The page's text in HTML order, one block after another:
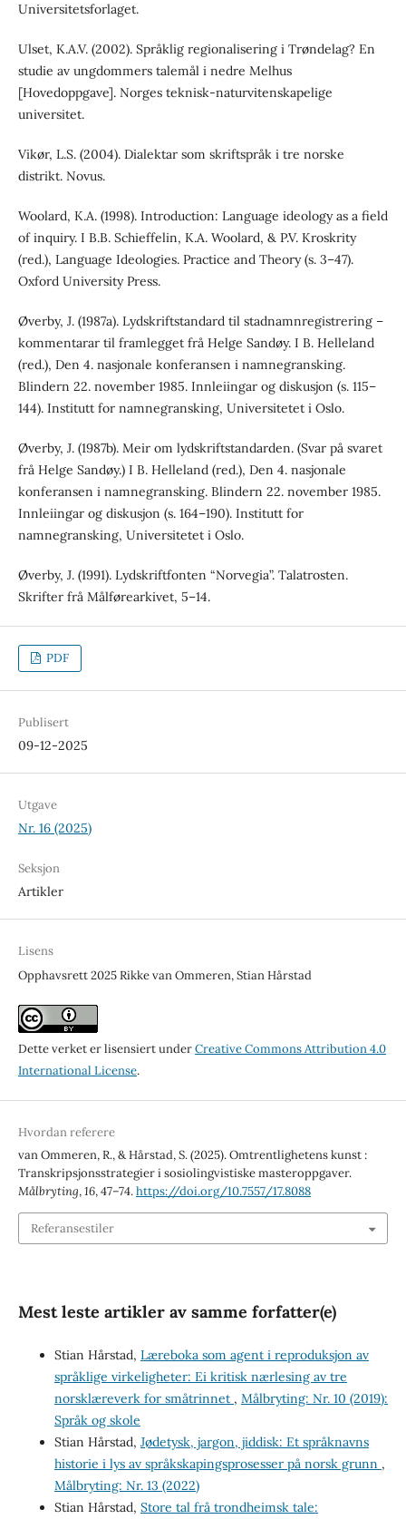
Universitetsforlaget.
Ulset, K.A.V. (2002). Språklig regionalisering i Trøndelag? En
studie av ungdommers talemål i nedre Melhus
[Hovedoppgave]. Norges teknisk-naturvitenskapelige
universitet.
Vikør, L.S. (2004). Dialektar som skriftspråk i tre norske
distrikt. Novus.
Woolard, K.A. (1998). Introduction: Language ideology as a field
of inquiry. I B.B. Schieffelin, K.A. Woolard, & P.V. Kroskrity
(red.), Language Ideologies. Practice and Theory (s. 3–47).
Oxford University Press.
Øverby, J. (1987a). Lydskriftstandard til stadnamnregistrering –
kommentarar til framlegget frå Helge Sandøy. I B. Helleland
(red.), Den 4. nasjonale konferansen i namnegransking.
Blindern 22. november 1985. Innleiingar og diskusjon (s. 115–
144). Institutt for namnegransking, Universitetet i Oslo.
Øverby, J. (1987b). Meir om lydskriftstandarden. (Svar på svaret
frå Helge Sandøy.) I B. Helleland (red.), Den 4. nasjonale
konferansen i namnegransking. Blindern 22. november 1985.
Innleiingar og diskusjon (s. 164–190). Institutt for
namnegransking, Universitetet i Oslo.
Øverby, J. (1991). Lydskriftfonten “Norvegia”. Talatrosten.
Skrifter frå Målførearkivet, 5–14.
PDF
Publisert
09-12-2025
Utgave
Nr. 16 (2025)
Seksjon
Artikler
Lisens
Opphavsrett 2025 Rikke van Ommeren, Stian Hårstad
Dette verket er lisensiert underCreative Commons Attribution 4.0
International License.
Hvordan referere
van Ommeren, R., & Hårstad, S. (2025). Omtrentlighetens kunst :
Transkripsjonsstrategier i sosiolingvistiske masteroppgaver.
Målbryting,16, 47–74.https://doi.org/10.7557/17.8088
Referansestiler
Mest leste artikler av samme forfatter(e)
Stian Hårstad, Læreboka som agent i reproduksjon av
språklige virkeligheter: Ei kritisk nærlesing av tre
norsklæreverk for småtrinnet , Målbryting: Nr. 10 (2019):
Språk og skole
Stian Hårstad, Jødetysk, jargon, jiddisk: Et språknavns
historie i lys av språkskapingsprosesser på norsk grunn ,
Målbryting: Nr. 13 (2022)
Stian Hårstad, Store tal frå trondheimsk tale: